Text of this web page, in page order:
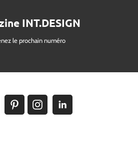
INT.DESIGN
le prochain numéro